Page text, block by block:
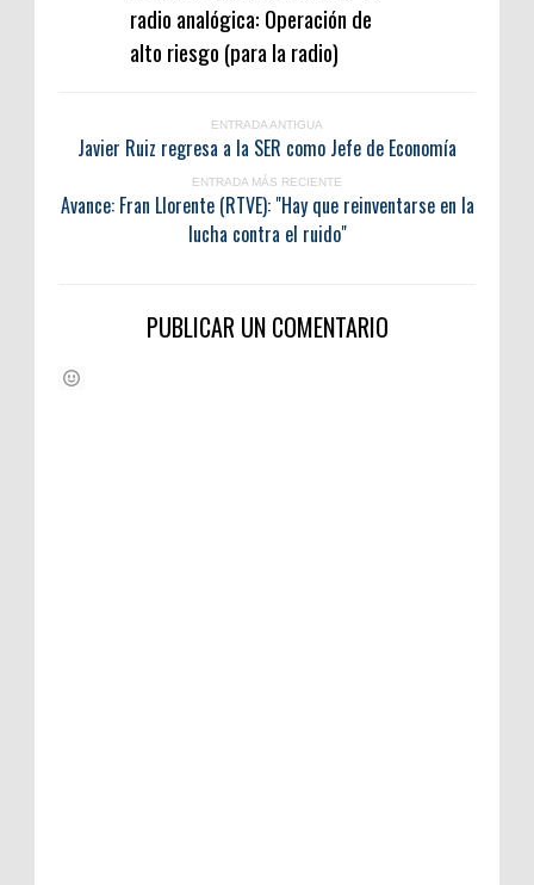
radio analógica: Operación de
alto riesgo (para la radio)
ENTRADA ANTIGUA
Javier Ruiz regresa a la SER como Jefe de Economía
ENTRADA MÁS RECIENTE
Avance: Fran Llorente (RTVE): "Hay que reinventarse en la
lucha contra el ruido"
PUBLICAR UN COMENTARIO